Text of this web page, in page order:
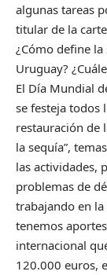
algunas tareas
titular de la
¿Cómo define
Uruguay?
El Día Mundial
se festeja todos
restauración de
la sequía”,
las actividades,
problemas de
trabajando en la
tenemos
internacional
120.000 euros,